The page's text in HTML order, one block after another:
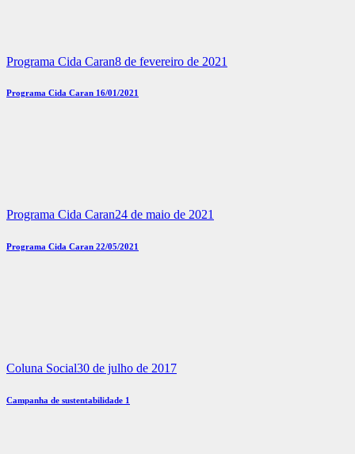
Programa Cida Caran8 de fevereiro de 2021
Programa Cida Caran 16/01/2021
Programa Cida Caran24 de maio de 2021
Programa Cida Caran 22/05/2021
Coluna Social30 de julho de 2017
Campanha de sustentabilidade 1